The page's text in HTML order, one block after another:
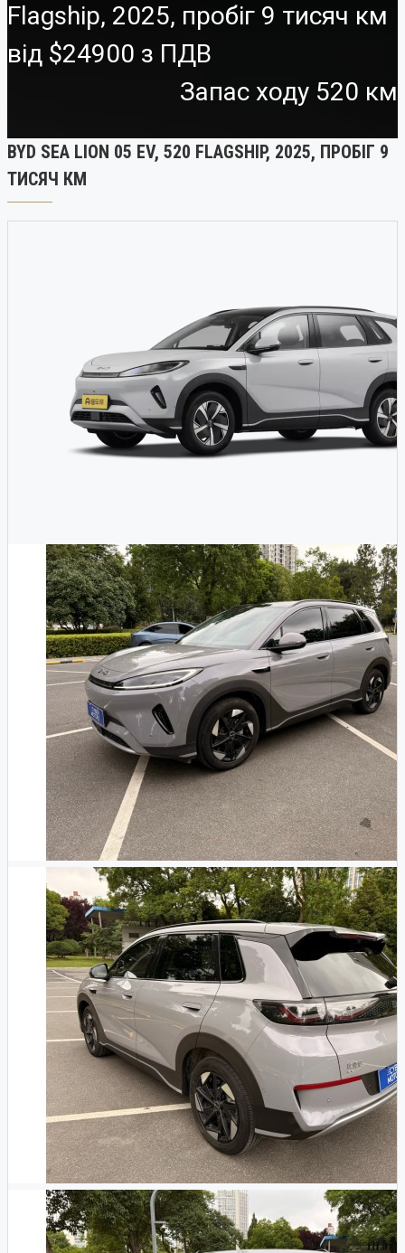
Flagship, 2025, пробіг 9 тисяч км
від $24900
Запас ходу 520 км
BYD SEA LION 05 EV, 520 FLAGSHIP, 2025, ПРОБІГ 9
ТИСЯЧ КМ